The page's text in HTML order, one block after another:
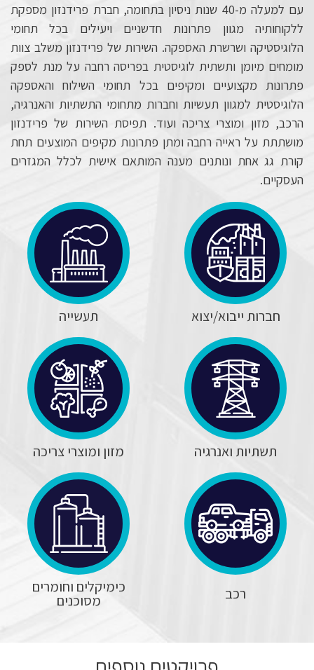
עם למעלה מ-40 שנות ניסיון בתחומה, חברת פרידנזון מספקת
ללקוחותיה מגוון פתרונות חדשניים ויעילים בכל תחומי
הלוגיסטיקה ושרשרת האספקה. השירות של פרידנזון משלב צוות
מומחים מיומן ותשתית לוגיסטית בפריסה רחבה על מנת לספק
פתרונות מקצועיים ומקיפים בכל תחומי השילוח והאספקה
הלוגיסטית למגוון תעשיות וחברות מתחומי התשתיות והאנרגיה,
הרכב, מזון ומוצרי צריכה ועוד. תפיסת השירות של פרידנזון
מושתתת על ראייה רחבה ומתן פתרונות מקיפים המוצעים תחת
קורת גג אחת ונותנים מענה המותאם אישית לכלל המגזרים
העסקיים.
חברות ייבוא/יצוא תעשייה
תשתיות ואנרגיה מזון ומוצרי צריכה
רכב כימיקלים וחומרים
מסוכנים